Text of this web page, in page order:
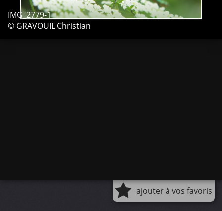
IMG_2779-1
© GRAVOUIL Christian
ajouter à vos favoris